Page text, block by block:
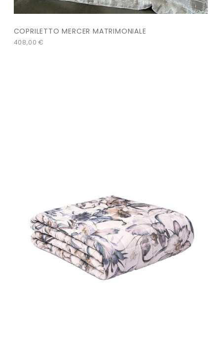
COPRILETTO MERCER MATRIMONIALE
408,00€